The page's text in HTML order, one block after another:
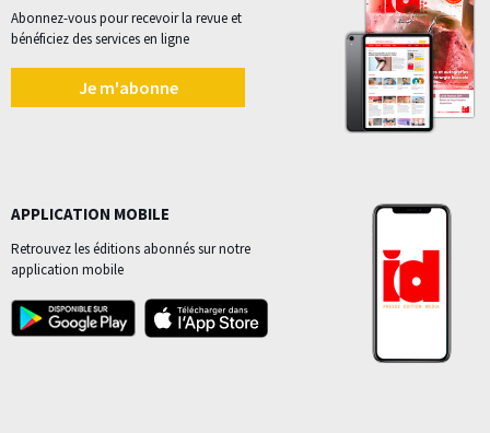
Abonnez-vous pour recevoir la revue et
bénéficiez des services en ligne
Je m'abonne
APPLICATION MOBILE
Retrouvez les éditions abonnés sur notre
application mobile